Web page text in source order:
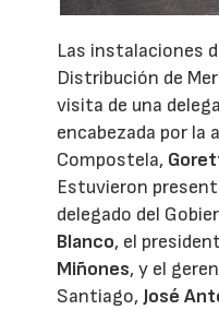
Las instalaciones
Distribución de
visita de una
encabezada por la
Compostela,
Estuvieron
delegado del
Blanco, el
Miñones, y el
Santiago, José